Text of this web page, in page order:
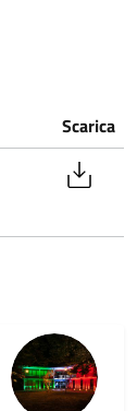
Scarica